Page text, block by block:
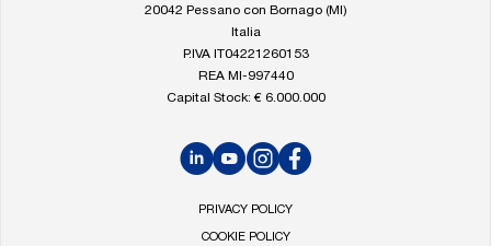
20042 Pessano con Bornago (MI)
Italia
P.IVA IT04221260153
REA MI-997440
Capital Stock: € 6.000.000
LinkedInYouTubeInstagramFacebook
PRIVACY POLICY
COOKIE POLICY